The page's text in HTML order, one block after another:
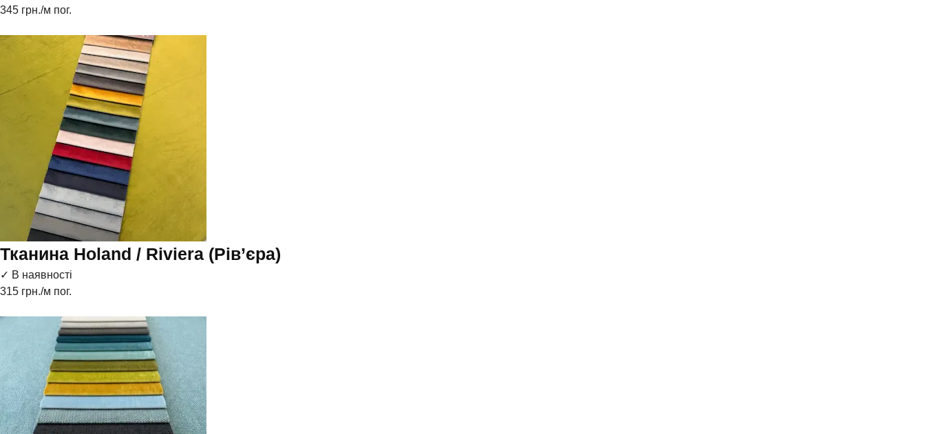
345 грн./м пог.
Тканина Holand / Riviera (Рів’єра)
✓ В наявності
315 грн./м пог.